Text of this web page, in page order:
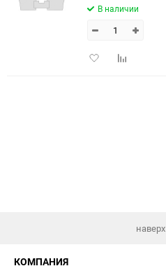
В наличии
ДобавитьДобавить
наверх
КОМПАНИЯ